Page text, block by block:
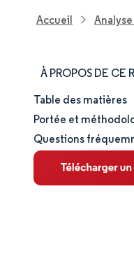
Accueil
À PROPOS DE CE
Taille et part de
Analyse du
Tendances et
Table des matières
Portée et
Questions